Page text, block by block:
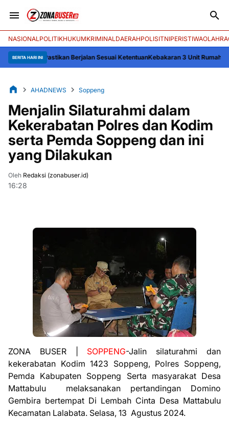
NASIONALPOLITIKHUKUMKRIMINALDAERAHPOLISITNIPERISTIWA
BERITA HARI INI
Pastikan Berjalan Sesuai KetentuanKebakaran 3 Unit Rumah Panggung di
AHADNEWS Soppeng
Menjalin Silaturahmi dalam
Kekerabatan Polres dan Kodim
serta Pemda Soppeng dan ini
yang Dilakukan
Oleh Redaksi (zonabuser.id)
16:28
ZONA BUSER | SOPPENG-Jalin silaturahmi dan
kekerabatan Kodim 1423 Soppeng, Polres Soppeng,
Pemda Kabupaten Soppeng Serta masyarakat Desa
Mattabulu melaksanakan pertandingan Domino
Gembira bertempat Di Lembah Cinta Desa Mattabulu
Kecamatan Lalabata. Selasa, 13 Agustus 2024.